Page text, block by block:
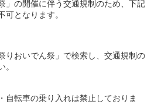
」の開催に伴う交通規制のため、下記
可となります。
りおいでん祭」で検索し、交通規制の
。
自転車の乗り入れは禁止しておりま